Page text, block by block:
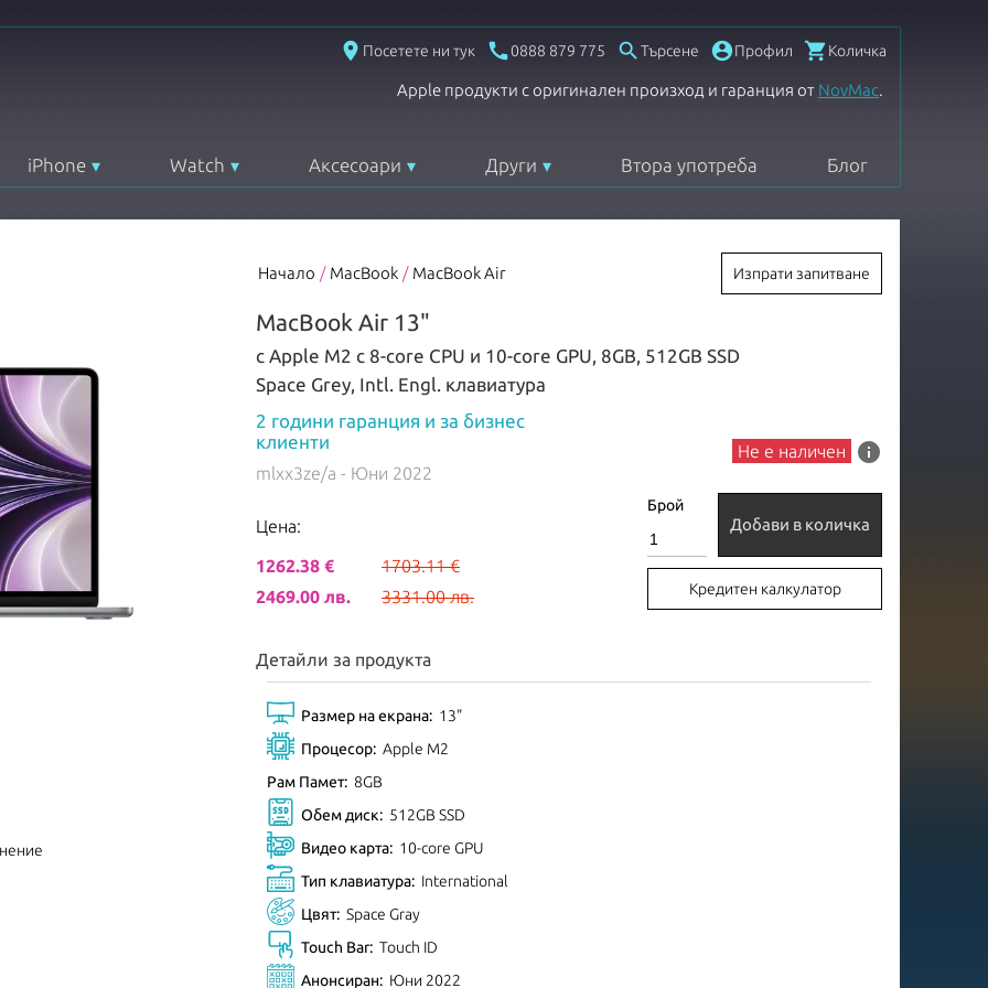
place Посетете ни тук 0888 879 775  Търсене Профил Количка
Apple продукти с оригинален произход и гаранция от NovMac.
iPhone Watch Аксесоари Други Втора употреба Блог
Начало / MacBook / MacBook Air Изпрати запитване
MacBook Air 13"
с Apple M2 с 8-core CPU и 10-core GPU, 8GB, 512GB SSD
Space Grey, Intl. Engl. клавиатура
2 години гаранция и за бизнес
клиенти
mlxx3ze/a - Юни 2022
Цена:
1262.38 €
1703.11 €
2469.00 лв.
3331.00 лв.
Не е наличен info
Брой
Добави в количка
Кредитен калкулатор
Детайли за продукта
Размер на екрана: 13"
Процесор: Apple M2
Рам Памет: 8GB
Обем диск: 512GB SSD
Видео карта: 10-core GPU
Тип клавиатура: International
Цвят: Space Gray
Touch Bar: Touch ID
Анонсиран: Юни 2022